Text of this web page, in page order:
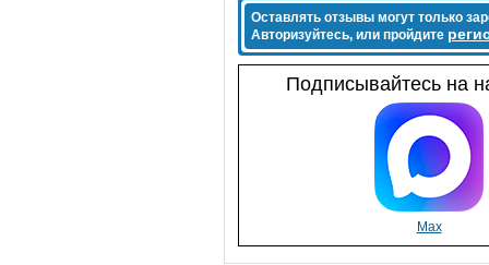
Оставлять отзывы могут только
Авторизуйтесь, или пройдите
Подписывайтесь на
Max